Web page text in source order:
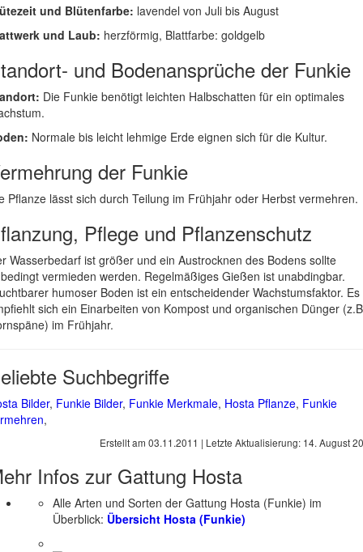
und Blütenfarbe: lavendel von Juli bis August
und Laub: herzförmig, Blattfarbe: goldgelb
und Bodenansprüche der Funkie
Die Funkie benötigt leichten Halbschatten für ein optimales
Normale bis leicht lehmige Erde eignen sich für die Kultur.
der Funkie
Pflanze lässt sich durch Teilung im Frühjahr oder Herbst vermehren.
Pflege und Pflanzenschutz
Wasserbedarf ist größer und ein Austrocknen des Bodens sollte
vermieden werden. Regelmäßiges Gießen ist unabdingbar.
humoser Boden ist ein entscheidender Wachstumsfaktor. Es
sich ein Einarbeiten von Kompost und organischen Dünger
im Frühjahr.
Suchbegriffe
Bilder, Funkie Bilder, Funkie Merkmale, Hosta Pflanze, Funkie
,
Erstellt am 03.11.2011 | Letzte Aktualisierung: 14. August
Infos zur Gattung Hosta
Alle Arten und Sorten der Gattung Hosta (Funkie) im
Überblick: Übersicht Hosta (Funkie)